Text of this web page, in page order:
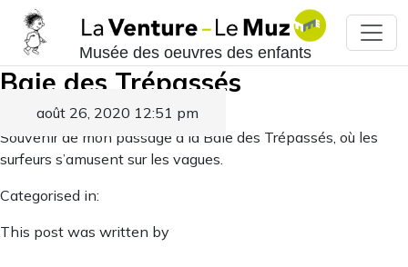
Musée des oeuvres des enfants
Baie des Trépassés
août 26, 2020 12:51 pm
Published by
Souvenir de mon passage à la Baie des Trépassés, où les
surfeurs s’amusent sur les vagues.
Categorised in:
This post was written by